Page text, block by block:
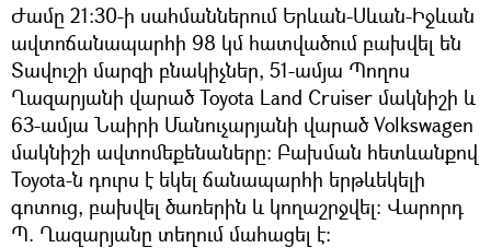
Ժամը 21:30-ի սահմաններում Երևան-Սևան-Իջևան
ավտոճանապարհի 98 կմ հատվածում բախվել են
Տավուշի մարզի բնակիչներ, 51-ամյա Պողոս
Ղազարյանի վարած Toyota Land Cruiser մակնիշի և
63-ամյա Նաիրի Մանուչարյանի վարած Volkswagen
մակնիշի ավտոմեքենաները: Բախման հետևանքով
Toyota-ն դուրս է եկել ճանապարհի երթևեկելի
գոտուց, բախվել ծառերին և կողաշրջվել: Վարորդ
Պ. Ղազարյանը տեղում մահացել է: